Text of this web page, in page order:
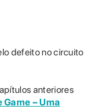
defeito no circuito
anteriores
– Uma